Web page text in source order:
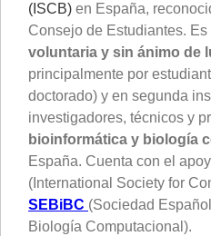
(ISCB) en España,
Consejo de Estudiantes.
voluntaria y sin ánimo de
principalmente por
doctorado) y en segunda
investigadores, técnicos y
bioinformática y biología
España. Cuenta con el
(International Society for
SEBiBC (Sociedad
Biología Computacional).